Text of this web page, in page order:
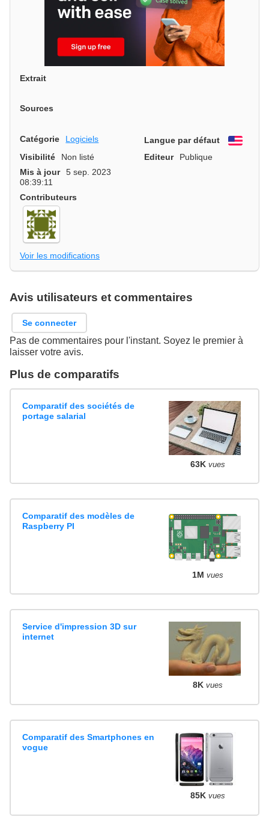
Extrait
Sources
Catégorie Logiciels Langue par défaut
Visibilité
Non listé Editeur
Publique
Mis à jour
5 sep. 2023
08:39:11
Contributeurs
Voir les modifications
Avis utilisateurs et commentaires
Se connecter
Pas de commentaires pour l'instant. Soyez le premier à
laisser votre avis.
Plus de comparatifs
Comparatif des sociétés de
portage salarial
63K vues
Comparatif des modèles de
Raspberry PI
1M vues
Service d'impression 3D sur
internet
8K vues
Comparatif des Smartphones en
vogue
85K vues